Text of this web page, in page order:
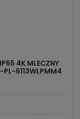
4K MLECZNY
PL-6113WLPMM4